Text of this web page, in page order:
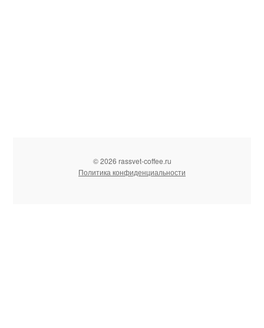
© 2026 rassvet-coffee.ru
Политика конфиденциальности